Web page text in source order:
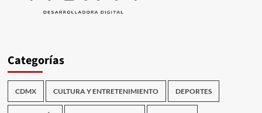
Categorías
CDMX CULTURA Y ENTRETENIMIENTO DEPORTES